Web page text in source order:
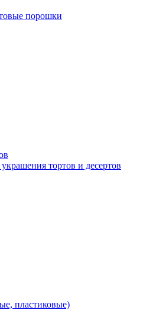
порошки
тортов и десертов
пластиковые)